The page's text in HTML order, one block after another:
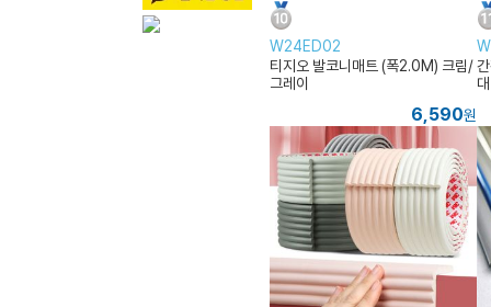
W24ED02
티지오 발코니매트 (폭2.0M) 크림/
그레이
6,590원